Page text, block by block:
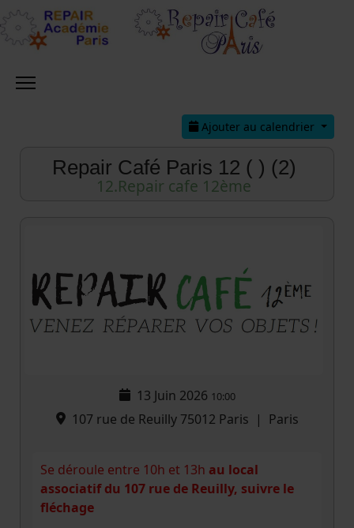
Ajouter au calendrier
Repair Café Paris 12 ( ) (2)
12.Repair cafe 12ème
13 Juin 2026 10:00
107 rue de Reuilly 75012 Paris | Paris
Se déroule entre 10h et 13h au local
associatif du 107 rue de Reuilly, suivre le
fléchage